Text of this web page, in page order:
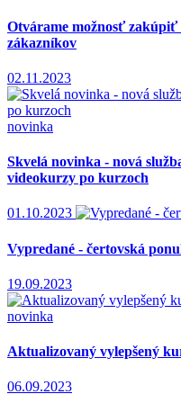
Otvárame možnosť zakúpiť
zákazníkov
02.11.2023
novinka
Skvelá novinka - nová
videokurzy po kurzoch
01.10.2023
Vypredané - čertovská
19.09.2023
novinka
Aktualizovaný vylepšený
06.09.2023